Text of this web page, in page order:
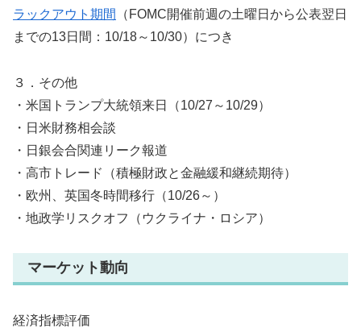
ラックアウト期間
（FOMC開催前週の土曜日から公表翌日
までの13日間：10/18～10/30）につき
３．その他
・米国トランプ大統領来日（10/27～10/29）
・日米財務相会談
・日銀会合関連リーク報道
・高市トレード（積極財政と金融緩和継続期待）
・欧州、英国冬時間移行（10/26～）
・地政学リスクオフ（ウクライナ・ロシア）
マーケット動向
経済指標評価